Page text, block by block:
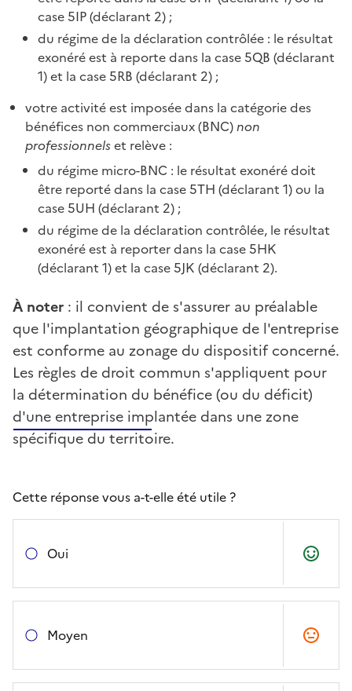
case 5IP (déclarant 2) ;
du régime de la déclaration contrôlée : le résultat
exonéré est à reporte dans la case 5QB (déclarant
1) et la case 5RB (déclarant 2) ;
votre activité est imposée dans la catégorie des
bénéfices non commerciaux (BNC)non
professionnelset relève :
du régime micro-BNC : le résultat exonéré doit
être reporté dans la case 5TH (déclarant 1) ou la
case 5UH (déclarant 2) ;
du régime de la déclaration contrôlée, le résultat
exonéré est à reporter dans la case 5HK
(déclarant 1) et la case 5JK (déclarant 2).
À noter : il convient de s'assurer au préalable
que l'implantation géographique de l'entreprise
est conforme au zonage du dispositif concerné.
Les règles de droit commun s'appliquent pour
la détermination du bénéfice (ou du déficit)
d'une entreprise implantée dans une zone
spécifique du territoire.
Cette réponse vous a-t-elle été utile ?
Oui
Moyen